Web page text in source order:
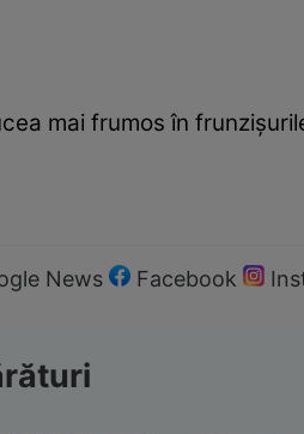
mai frumos în
News Facebook